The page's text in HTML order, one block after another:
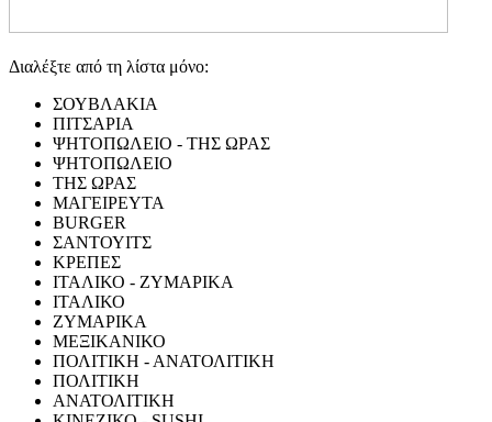
Διαλέξτε από τη λίστα μόνο:
ΣΟΥΒΛΑΚΙΑ
ΠΙΤΣΑΡΙΑ
ΨΗΤΟΠΩΛΕΙΟ - ΤΗΣ ΩΡΑΣ
ΨΗΤΟΠΩΛΕΙΟ
ΤΗΣ ΩΡΑΣ
ΜΑΓΕΙΡΕΥΤΑ
BURGER
ΣΑΝΤΟΥΙΤΣ
ΚΡΕΠΕΣ
ΙΤΑΛΙΚΟ - ΖΥΜΑΡΙΚΑ
ΙΤΑΛΙΚΟ
ΖΥΜΑΡΙΚΑ
ΜΕΞΙΚΑΝΙΚΟ
ΠΟΛΙΤΙΚΗ - ΑΝΑΤΟΛΙΤΙΚΗ
ΠΟΛΙΤΙΚΗ
ΑΝΑΤΟΛΙΤΙΚΗ